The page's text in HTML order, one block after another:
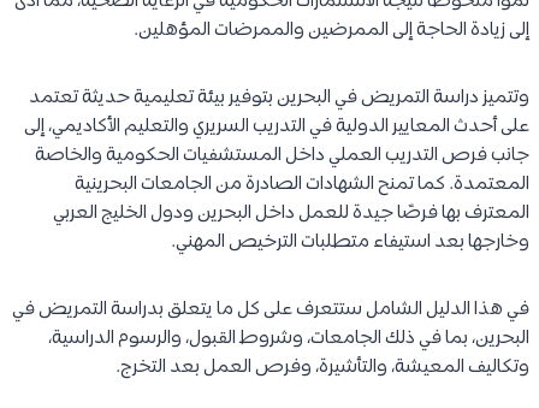
إلى زيادة الحاجة إلى الممرضين والممرضات المؤهلين.
وتتميز دراسة التمريض في البحرين بتوفير بيئة تعليمية حديثة تعتمد
على أحدث المعايير الدولية في التدريب السريري والتعليم الأكاديمي، إلى
جانب فرص التدريب العملي داخل المستشفيات الحكومية والخاصة
المعتمدة. كما تمنح الشهادات الصادرة من الجامعات البحرينية
المعترف بها فرصًا جيدة للعمل داخل البحرين ودول الخليج العربي
وخارجها بعد استيفاء متطلبات الترخيص المهني.
في هذا الدليل الشامل ستتعرف على كل ما يتعلق بدراسة التمريض في
البحرين، بما في ذلك الجامعات، وشروط القبول، والرسوم الدراسية،
وتكاليف المعيشة، والتأشيرة، وفرص العمل بعد التخرج.